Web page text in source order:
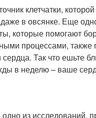
клетчатки,
в овсянке. Еще
которые помогают
процессами,
сердца. Так что ешьте
в неделю – ваше
одно из исследований,